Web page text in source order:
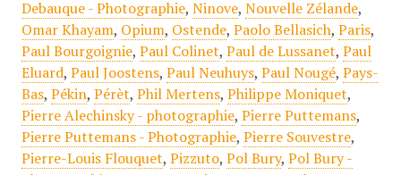
Debauque - Photographie, Ninove, Nouvelle Zélande,
Omar Khayam, Opium, Ostende, Paolo Bellasich, Paris,
Paul Bourgoignie, Paul Colinet, Paul de Lussanet, Paul
Eluard, Paul Joostens, Paul Neuhuys, Paul Nougé, Pays-
Bas, Pékin, Pérèt, Phil Mertens, Philippe Moniquet,
Pierre Alechinsky - photographie, Pierre Puttemans,
Pierre Puttemans - Photographie, Pierre Souvestre,
Pierre-Louis Flouquet, Pizzuto, Pol Bury, Pol Bury -